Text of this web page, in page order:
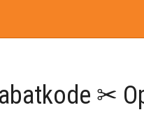
✂